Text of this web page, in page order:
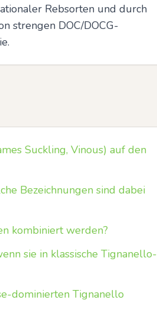
Rebsorten und durch
strengen DOC/DOCG-
Suckling, Vinous) auf den
Bezeichnungen sind dabei
kombiniert werden?
sie in klassische Tignanello-
dominierten Tignanello